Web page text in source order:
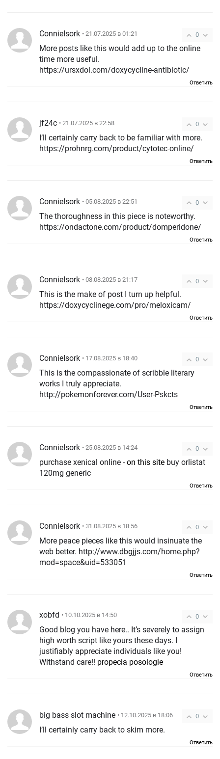
0
ConnieIsork • 21.07.2025 в 01:21
More posts like this would add up to the online
time more useful.
https://ursxdol.com/doxycycline-antibiotic/
Ответить
0
jf24c • 21.07.2025 в 22:58
I’ll certainly carry back to be familiar with more.
https://prohnrg.com/product/cytotec-online/
Ответить
0
ConnieIsork • 05.08.2025 в 22:51
The thoroughness in this piece is noteworthy.
https://ondactone.com/product/domperidone/
Ответить
0
ConnieIsork • 08.08.2025 в 21:17
This is the make of post I turn up helpful.
https://doxycyclinege.com/pro/meloxicam/
Ответить
0
ConnieIsork • 17.08.2025 в 18:40
This is the compassionate of scribble literary
works I truly appreciate.
http://pokemonforever.com/User-Pskcts
Ответить
0
ConnieIsork • 25.08.2025 в 14:24
purchase xenical online -on this site buy orlistat
120mg generic
Ответить
0
ConnieIsork • 31.08.2025 в 18:56
More peace pieces like this would insinuate the
web better. http://www.dbgjjs.com/home.php?
mod=space&uid=533051
Ответить
0
xobfd • 10.10.2025 в 14:50
Good blog you have here.. It’s severely to assign
high worth script like yours these days. I
justifiably appreciate individuals like you!
Withstand care!! propecia posologie
Ответить
0
big bass slot machine • 12.10.2025 в 18:06
I’ll certainly carry back to skim more.
Ответить